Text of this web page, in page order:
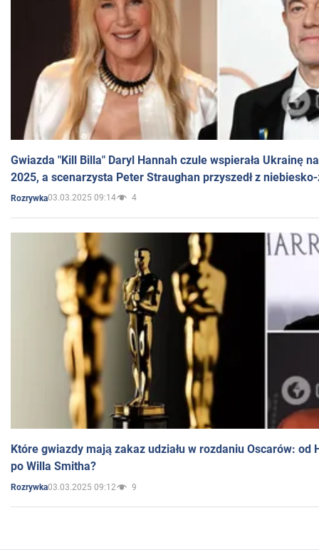
Gwiazda "Kill Billa" Daryl Hannah czule wspierała Ukrainę
2025, a scenarzysta Peter Straughan przyszedł z
Rozrywka03.03.2025 09:14 4
Które gwiazdy mają zakaz udziału w rozdaniu Oscarów: od
po Willa Smitha?
Rozrywka03.03.2025 09:12 9